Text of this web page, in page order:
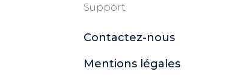
Support
Contactez-nous
Mentions légales